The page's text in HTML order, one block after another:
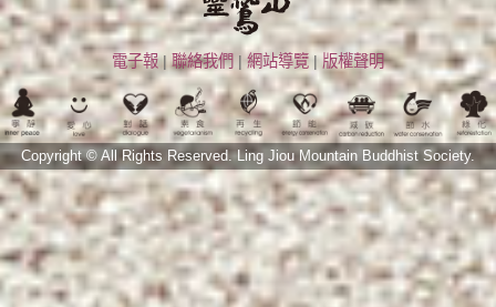
電子報|聯絡我們 |網站導覽 |版權聲明
Copyright © All Rights Reserved.Ling Jiou Mountain Buddhist Society.